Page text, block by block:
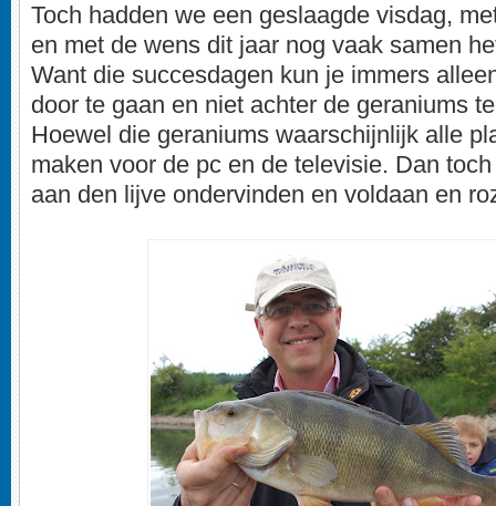
Toch hadden we een geslaagde visdag,
en met de wens dit jaar nog vaak samen
Want die succesdagen kun je immers
door te gaan en niet achter de geraniums
Hoewel die geraniums waarschijnlijk alle
maken voor de pc en de televisie. Dan
aan den lijve ondervinden en voldaan en